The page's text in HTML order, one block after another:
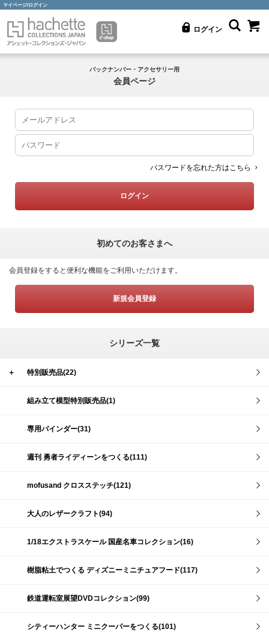
マイページ/ログイン
ログイン
バックナンバー・アクセサリー用
会員ページ
パスワードを忘れた方はこちら
初めてのお客さまへ
会員登録をすると便利な機能をご利用いただけます。
新規会員登録
シリーズ一覧
＋ 特別販売品(22)
組み立て模型特別販売品(1)
専用バインダー(31)
週刊 勇者ライディーンをつくる(111)
mofusand クロスステッチ(121)
大人のレザークラフト(94)
1/18エクストラスケール 国産名車コレクション(16)
樹脂粘土でつくる ディズニーミニチュアフード(117)
鉄道運転室展望DVDコレクション(99)
シティーハンター ミニクーパーをつくる(101)